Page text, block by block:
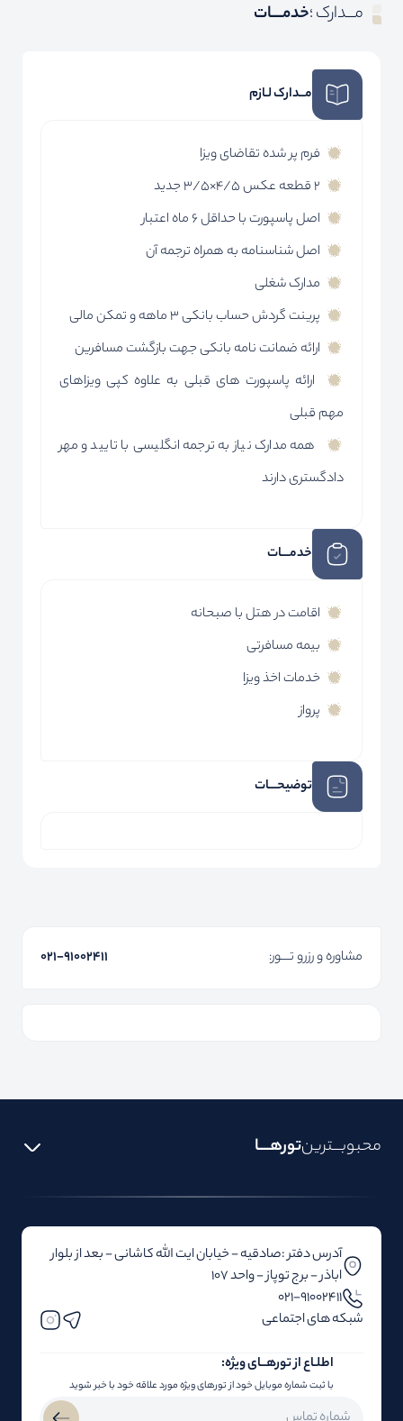
مـــدارک ؛خدمــــات
مــدارک لـازم
فرم پر شده تقاضای ویزا
2 قطعه عکس 4/5×3/5 جدید
اصل پاسپورت با حداقل 6 ماه اعتبار
اصل شناسنامه به همراه ترجمه آن
مدارک شغلی
پرینت گردش حساب بانکی 3 ماهه و تمکن مالی
ارائه ضمانت نامه بانکی جهت بازگشت مسافرین
ارائه پاسپورت های قبلی به علاوه کپی ویزاهای
مهم قبلی
همه مدارک نیاز به ترجمه انگلیسی با تایید و مهر
دادگستری دارند
خدمـــات
اقامت در هتل با صبحانه
بیمه مسافرتی
خدمات اخذ ویزا
پرواز
توضیحـــات
مشاوره و رزرو تـــور: ۰۲۱-91002411
محبوبـــترینتورهــــا
آدرس دفتر :صادقیه - خیابان ایت الله کاشانی - بعد از بلوار‌‌
اباذر - برج توپاز - واحد 107
۰۲۱-91002411
شبکه های اجتماعی
اطلـاع از تور‌هــای ویژه:
با ثبت شماره موبایل خود از تورهای ویژه مورد علاقه خود با خبر شوید